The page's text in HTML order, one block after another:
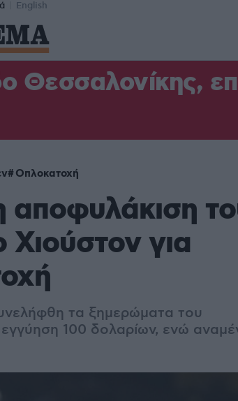
English
Οπλοκατοχή
αποφυλάκιση
Χιούστον για
τα ξημερώματα του
100 δολαρίων, ενώ